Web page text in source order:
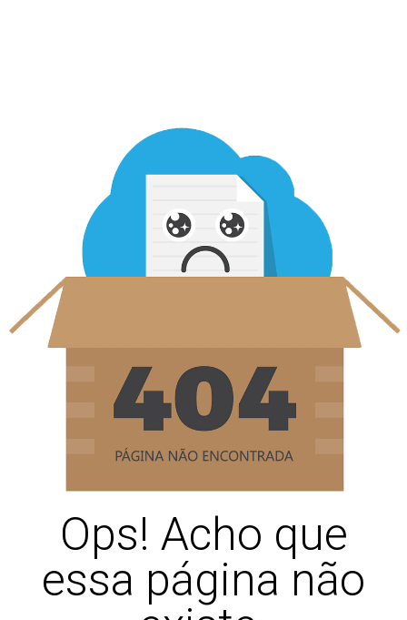
Ops! Acho que
essa página não